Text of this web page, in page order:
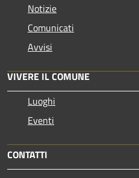
Notizie
Comunicati
Avvisi
VIVERE IL COMUNE
Luoghi
Eventi
CONTATTI